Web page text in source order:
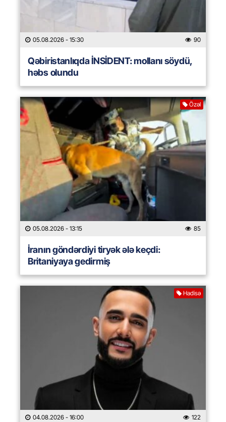
05.08.2026 - 15:30 90
Qəbiristanlıqda İNSİDENT: mollanı söydü,
həbs olundu
Özəl
05.08.2026 - 13:15 85
İranın göndərdiyi tiryək ələ keçdi:
Britaniyaya gedirmiş
Hadisə
04.08.2026 - 16:00 122